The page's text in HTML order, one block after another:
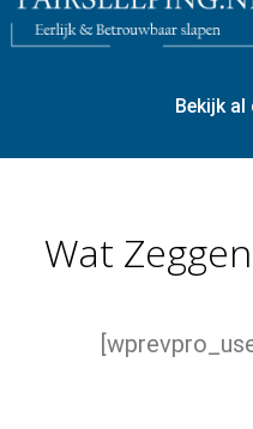
Bekijk al
Wat